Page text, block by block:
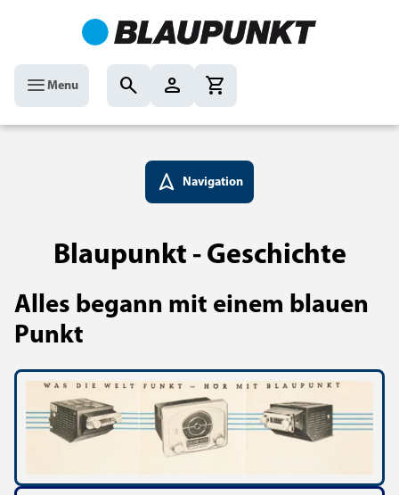
menu Menu search person shopping_cart
navigation Navigation
Blaupunkt - Geschichte
Alles begann mit einem blauen
Punkt